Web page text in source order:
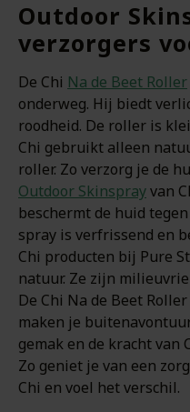
Outdoor
verzorgers
De Chi Na de Beet Roller
onderweg. Hij biedt
roodheid. De roller is
Chi gebruikt alleen
roller. Zo verzorg je de
Outdoor Skinsprayvan
beschermt de huid
spray is verfrissend en
Chi producten bij Pure
natuur. Ze zijn
De Chi Na de Beet
maken je
gemak en de kracht van
Zo geniet je van een
Chi en voel het verschil.